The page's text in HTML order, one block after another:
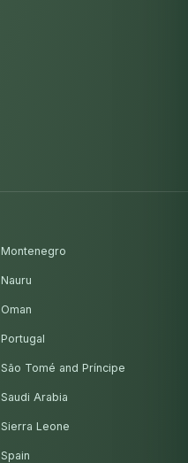
Montenegro
Nauru
Oman
Portugal
São Tomé and Príncipe
Saudi Arabia
Sierra Leone
Spain